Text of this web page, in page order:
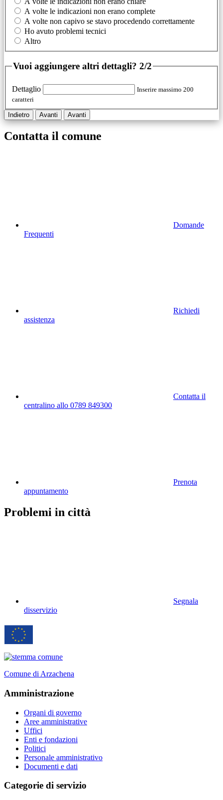
A volte le indicazioni non erano complete
A volte non capivo se stavo procedendo correttamente
Ho avuto problemi tecnici
Altro
Vuoi aggiungere altri dettagli? 2/2
Dettaglio
Inserire massimo 200
caratteri
Indietro Avanti Avanti
Contatta il comune
Domande
Frequenti
Richiedi
assistenza
Contatta il
centralino allo 0789 849300
Prenota
appuntamento
Problemi in città
Segnala
disservizio
Comune di Arzachena
Amministrazione
Organi di governo
Aree amministrative
Uffici
Enti e fondazioni
Politici
Personale amministrativo
Documenti e dati
Categorie di servizio